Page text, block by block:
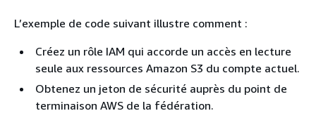
L’exemple de code suivant illustre comment :
Créez un rôle IAM qui accorde un accès en lecture
seule aux ressources Amazon S3 du compte actuel.
Obtenez un jeton de sécurité auprès du point de
terminaison AWS de la fédération.